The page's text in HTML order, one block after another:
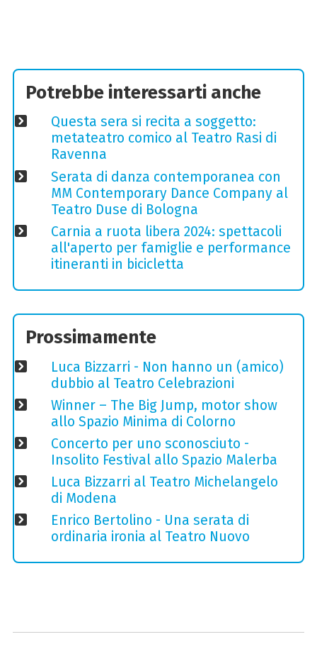
Potrebbe interessarti anche
Questa sera si recita a soggetto:
metateatro comico al Teatro Rasi di
Ravenna
Serata di danza contemporanea con
MM Contemporary Dance Company al
Teatro Duse di Bologna
Carnia a ruota libera 2024: spettacoli
all'aperto per famiglie e performance
itineranti in bicicletta
Prossimamente
Luca Bizzarri - Non hanno un (amico)
dubbio al Teatro Celebrazioni
Winner – The Big Jump, motor show
allo Spazio Minima di Colorno
Concerto per uno sconosciuto -
Insolito Festival allo Spazio Malerba
Luca Bizzarri al Teatro Michelangelo
di Modena
Enrico Bertolino - Una serata di
ordinaria ironia al Teatro Nuovo